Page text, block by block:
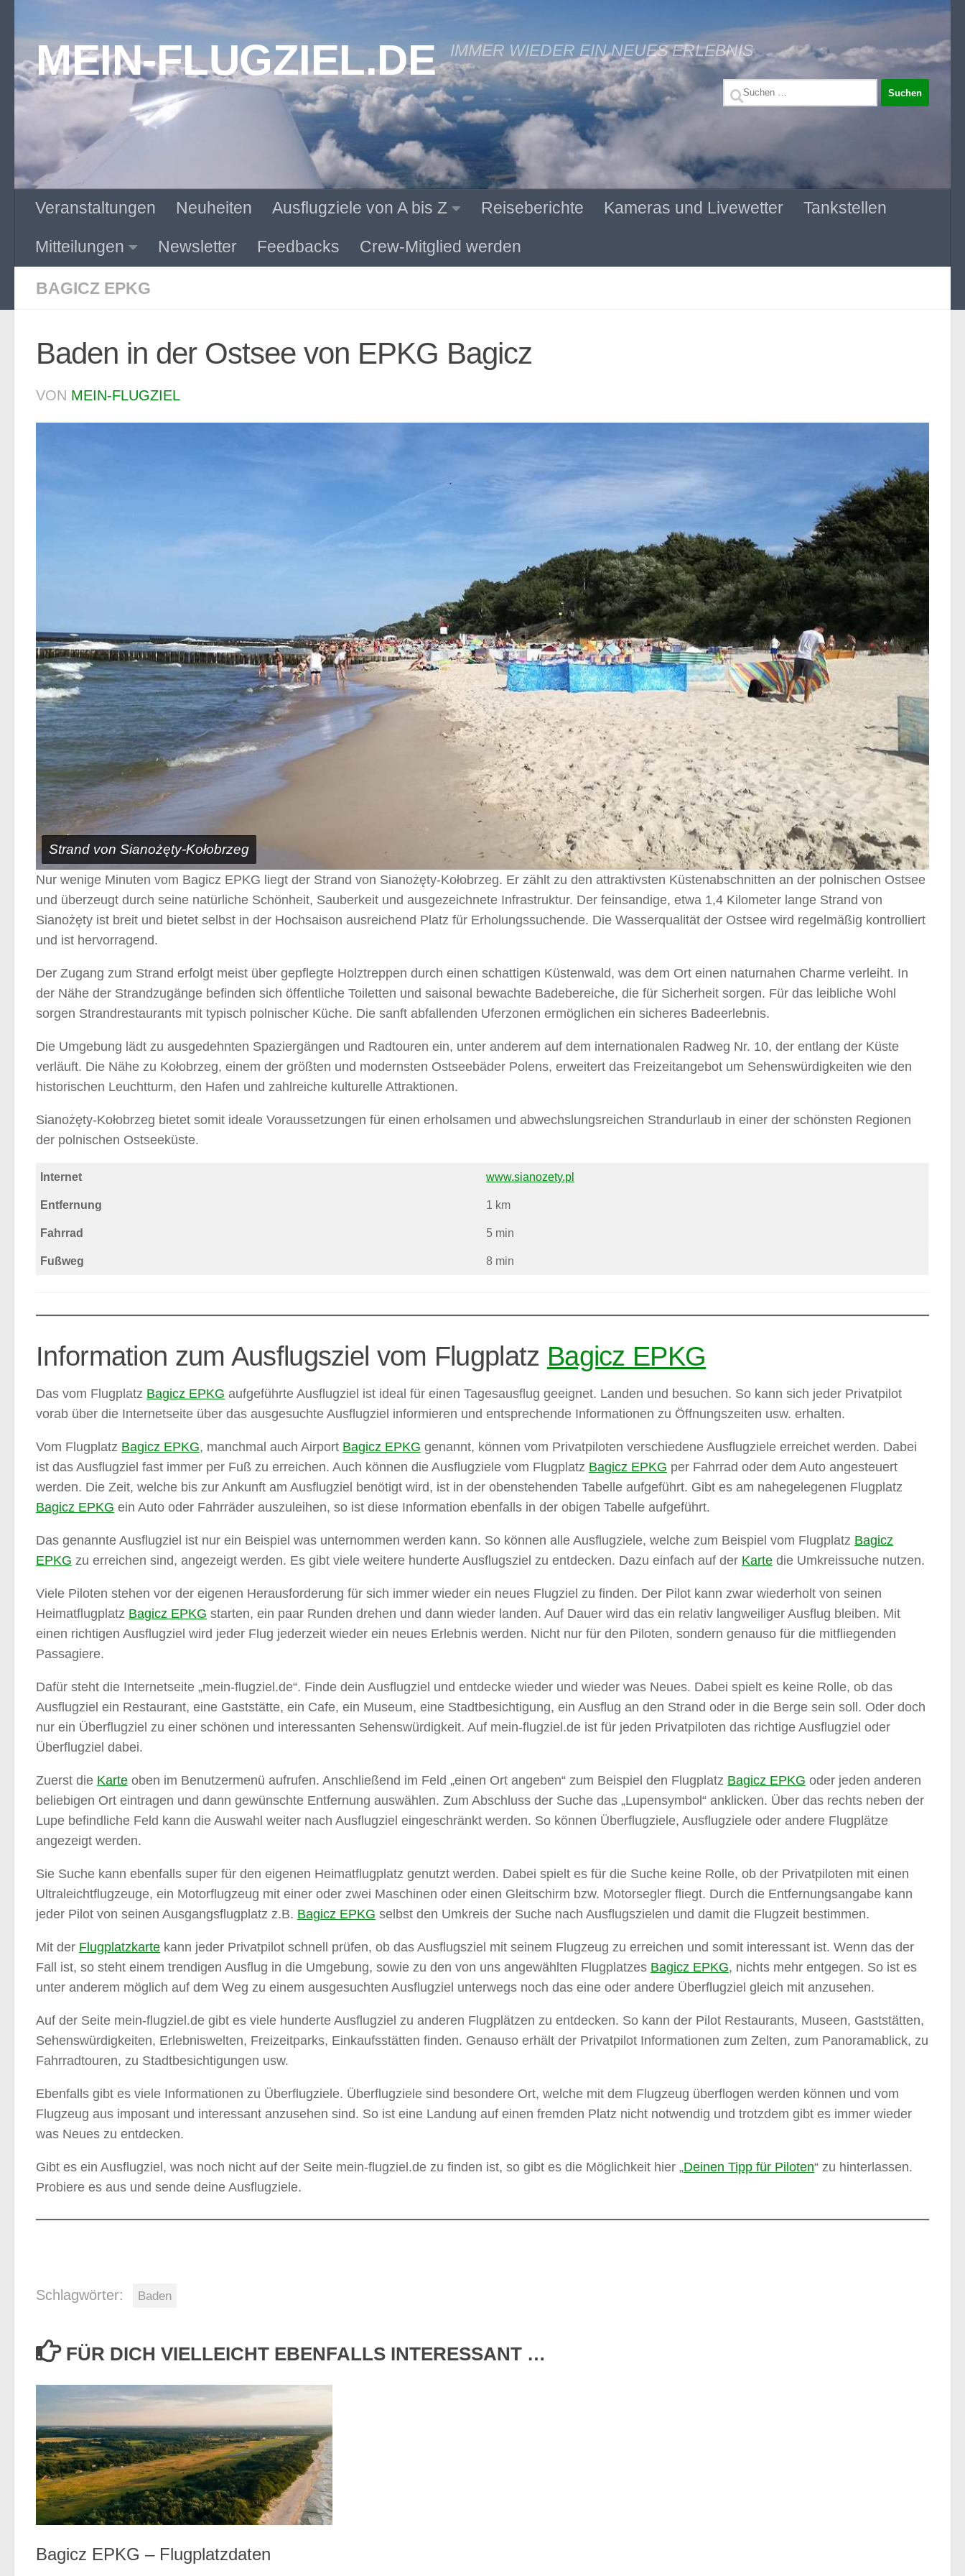
Zum Inhalt springen
MEIN-FLUGZIEL.DE IMMER WIEDER EIN NEUES ERLEBNIS
Suchen
Veranstaltungen Neuheiten Ausflugziele von A bis Z Reiseberichte Kameras und Livewetter Tankstellen
Mitteilungen Newsletter Feedbacks Crew-Mitglied werden
BAGICZ EPKG
Baden in der Ostsee von EPKG Bagicz
VON MEIN-FLUGZIEL
Strand von Sianożęty-Kołobrzeg
Nur wenige Minuten vom Bagicz EPKG liegt der Strand von Sianożęty-Kołobrzeg. Er zählt zu den attraktivsten Küstenabschnitten an der polnischen Ostsee
und überzeugt durch seine natürliche Schönheit, Sauberkeit und ausgezeichnete Infrastruktur. Der feinsandige, etwa 1,4 Kilometer lange Strand von
Sianożęty ist breit und bietet selbst in der Hochsaison ausreichend Platz für Erholungssuchende. Die Wasserqualität der Ostsee wird regelmäßig kontrolliert
und ist hervorragend.
Der Zugang zum Strand erfolgt meist über gepflegte Holztreppen durch einen schattigen Küstenwald, was dem Ort einen naturnahen Charme verleiht. In
der Nähe der Strandzugänge befinden sich öffentliche Toiletten und saisonal bewachte Badebereiche, die für Sicherheit sorgen. Für das leibliche Wohl
sorgen Strandrestaurants mit typisch polnischer Küche. Die sanft abfallenden Uferzonen ermöglichen ein sicheres Badeerlebnis.
Die Umgebung lädt zu ausgedehnten Spaziergängen und Radtouren ein, unter anderem auf dem internationalen Radweg Nr. 10, der entlang der Küste
verläuft. Die Nähe zu Kołobrzeg, einem der größten und modernsten Ostseebäder Polens, erweitert das Freizeitangebot um Sehenswürdigkeiten wie den
historischen Leuchtturm, den Hafen und zahlreiche kulturelle Attraktionen.
Sianożęty-Kołobrzeg bietet somit ideale Voraussetzungen für einen erholsamen und abwechslungsreichen Strandurlaub in einer der schönsten Regionen
der polnischen Ostseeküste.
Internet www.sianozety.pl
Entfernung 1 km
Fahrrad 5 min
Fußweg 8 min
Information zum Ausflugsziel vom Flugplatz Bagicz EPKG
Das vom Flugplatz Bagicz EPKG aufgeführte Ausflugziel ist ideal für einen Tagesausflug geeignet. Landen und besuchen. So kann sich jeder Privatpilot
vorab über die Internetseite über das ausgesuchte Ausflugziel informieren und entsprechende Informationen zu Öffnungszeiten usw. erhalten.
Vom Flugplatz Bagicz EPKG, manchmal auch Airport Bagicz EPKG genannt, können vom Privatpiloten verschiedene Ausflugziele erreichet werden. Dabei
ist das Ausflugziel fast immer per Fuß zu erreichen. Auch können die Ausflugziele vom Flugplatz Bagicz EPKG per Fahrrad oder dem Auto angesteuert
werden. Die Zeit, welche bis zur Ankunft am Ausflugziel benötigt wird, ist in der obenstehenden Tabelle aufgeführt. Gibt es am nahegelegenen Flugplatz
Bagicz EPKG ein Auto oder Fahrräder auszuleihen, so ist diese Information ebenfalls in der obigen Tabelle aufgeführt.
Das genannte Ausflugziel ist nur ein Beispiel was unternommen werden kann. So können alle Ausflugziele, welche zum Beispiel vom Flugplatz Bagicz
EPKG zu erreichen sind, angezeigt werden. Es gibt viele weitere hunderte Ausflugsziel zu entdecken. Dazu einfach auf der Karte die Umkreissuche nutzen.
Viele Piloten stehen vor der eigenen Herausforderung für sich immer wieder ein neues Flugziel zu finden. Der Pilot kann zwar wiederholt von seinen
Heimatflugplatz Bagicz EPKG starten, ein paar Runden drehen und dann wieder landen. Auf Dauer wird das ein relativ langweiliger Ausflug bleiben. Mit
einen richtigen Ausflugziel wird jeder Flug jederzeit wieder ein neues Erlebnis werden. Nicht nur für den Piloten, sondern genauso für die mitfliegenden
Passagiere.
Dafür steht die Internetseite „mein-flugziel.de“. Finde dein Ausflugziel und entdecke wieder und wieder was Neues. Dabei spielt es keine Rolle, ob das
Ausflugziel ein Restaurant, eine Gaststätte, ein Cafe, ein Museum, eine Stadtbesichtigung, ein Ausflug an den Strand oder in die Berge sein soll. Oder doch
nur ein Überflugziel zu einer schönen und interessanten Sehenswürdigkeit. Auf mein-flugziel.de ist für jeden Privatpiloten das richtige Ausflugziel oder
Überflugziel dabei.
Zuerst die Karte oben im Benutzermenü aufrufen. Anschließend im Feld „einen Ort angeben“ zum Beispiel den Flugplatz Bagicz EPKG oder jeden anderen
beliebigen Ort eintragen und dann gewünschte Entfernung auswählen. Zum Abschluss der Suche das „Lupensymbol“ anklicken. Über das rechts neben der
Lupe befindliche Feld kann die Auswahl weiter nach Ausflugziel eingeschränkt werden. So können Überflugziele, Ausflugziele oder andere Flugplätze
angezeigt werden.
Sie Suche kann ebenfalls super für den eigenen Heimatflugplatz genutzt werden. Dabei spielt es für die Suche keine Rolle, ob der Privatpiloten mit einen
Ultraleichtflugzeuge, ein Motorflugzeug mit einer oder zwei Maschinen oder einen Gleitschirm bzw. Motorsegler fliegt. Durch die Entfernungsangabe kann
jeder Pilot von seinen Ausgangsflugplatz z.B. Bagicz EPKG selbst den Umkreis der Suche nach Ausflugszielen und damit die Flugzeit bestimmen.
Mit der Flugplatzkarte kann jeder Privatpilot schnell prüfen, ob das Ausflugsziel mit seinem Flugzeug zu erreichen und somit interessant ist. Wenn das der
Fall ist, so steht einem trendigen Ausflug in die Umgebung, sowie zu den von uns angewählten Flugplatzes Bagicz EPKG, nichts mehr entgegen. So ist es
unter anderem möglich auf dem Weg zu einem ausgesuchten Ausflugziel unterwegs noch das eine oder andere Überflugziel gleich mit anzusehen.
Auf der Seite mein-flugziel.de gibt es viele hunderte Ausflugziel zu anderen Flugplätzen zu entdecken. So kann der Pilot Restaurants, Museen, Gaststätten,
Sehenswürdigkeiten, Erlebniswelten, Freizeitparks, Einkaufsstätten finden. Genauso erhält der Privatpilot Informationen zum Zelten, zum Panoramablick, zu
Fahrradtouren, zu Stadtbesichtigungen usw.
Ebenfalls gibt es viele Informationen zu Überflugziele. Überflugziele sind besondere Ort, welche mit dem Flugzeug überflogen werden können und vom
Flugzeug aus imposant und interessant anzusehen sind. So ist eine Landung auf einen fremden Platz nicht notwendig und trotzdem gibt es immer wieder
was Neues zu entdecken.
Gibt es ein Ausflugziel, was noch nicht auf der Seite mein-flugziel.de zu finden ist, so gibt es die Möglichkeit hier „Deinen Tipp für Piloten“ zu hinterlassen.
Probiere es aus und sende deine Ausflugziele.
Schlagwörter: Baden
FÜR DICH VIELLEICHT EBENFALLS INTERESSANT …
Bagicz EPKG – Flugplatzdaten